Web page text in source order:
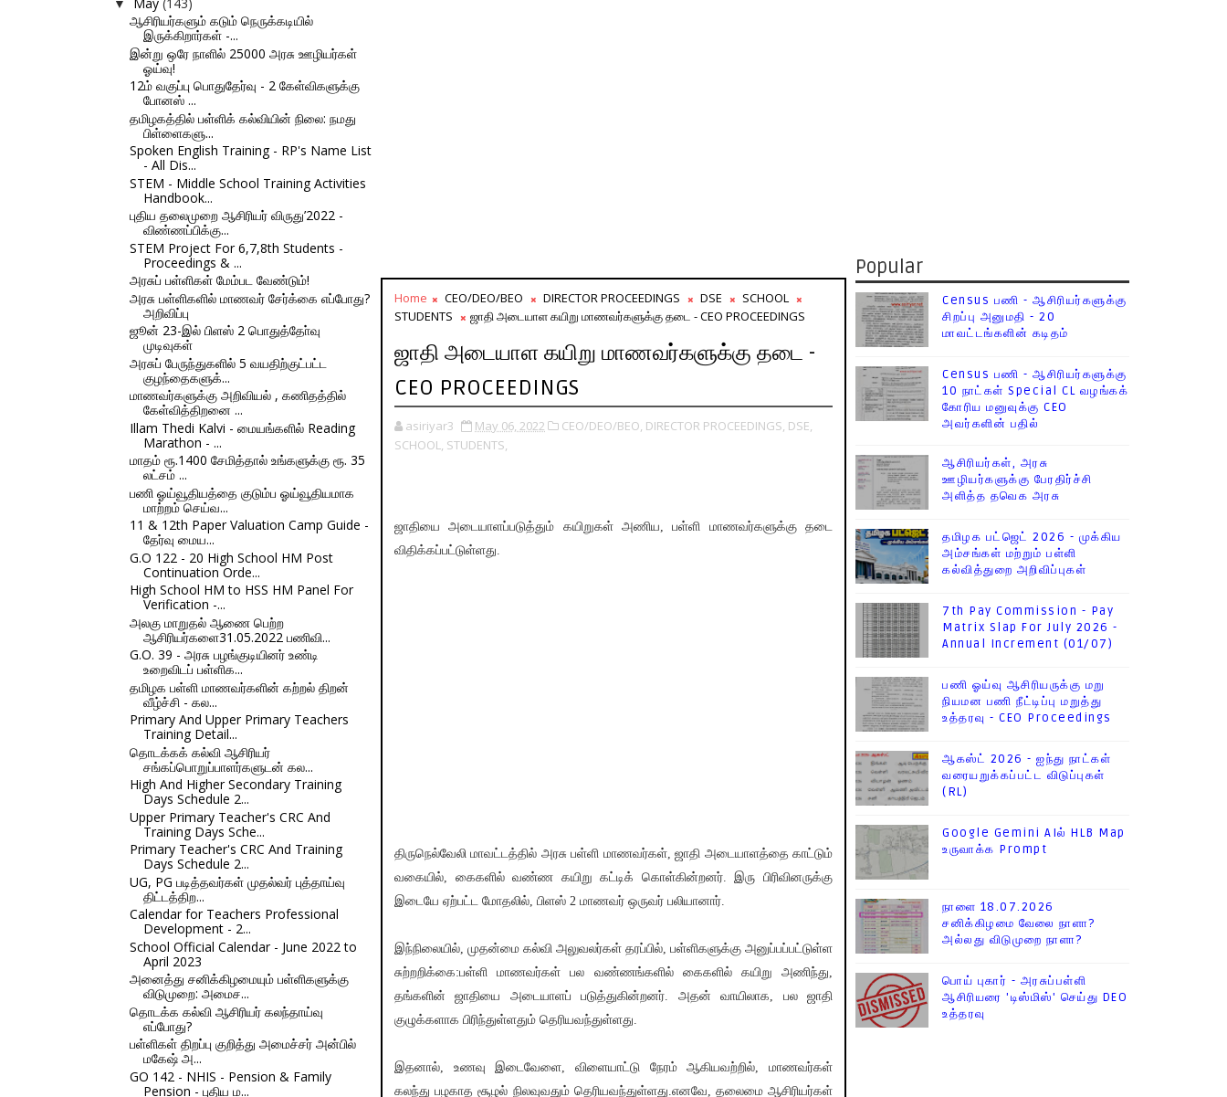
▼
ஆசிரியர்களும் கடும் நெருக்கடியில்
இருக்கிறார்கள் -...
இன்று ஒரே நாளில் 25000 அரசு ஊழியர்கள்
ஓய்வு!
12ம் வகுப்பு பொதுதேர்வு - 2 கேள்விகளுக்கு
போனஸ் ...
தமிழகத்தில் பள்ளிக் கல்வியின் நிலை: நமது
பிள்ளைகளு...
Spoken English Training - RP's Name List
- All Dis...
STEM - Middle School Training Activities
Handbook...
புதிய தலைமுறை ஆசிரியர் விருது’2022 -
விண்ணப்பிக்கு...
STEM Project For 6,7,8th Students -
Proceedings & ...
அரசுப் பள்ளிகள் மேம்பட வேண்டும்!
அரசு பள்ளிகளில் மாணவர் சேர்க்கை எப்போது?
அறிவிப்பு
ஜூன் 23-இல் பிளஸ் 2 பொதுத்தோ்வு
முடிவுகள்
அரசுப் பேருந்துகளில் 5 வயதிற்குட்பட்ட
குழந்தைகளுக்...
மாணவர்களுக்கு அறிவியல் , கணிதத்தில்
கேள்வித்திறனை ...
Illam Thedi Kalvi - மையங்களில் Reading
Marathon - ...
மாதம் ரூ.1400 சேமித்தால் உங்களுக்கு ரூ. 35
லட்சம் ...
பணி ஓய்வூதியத்தை குடும்ப ஓய்வூதியமாக
மாற்றம் செய்வ...
11 & 12th Paper Valuation Camp Guide -
தேர்வு மைய...
G.O 122 - 20 High School HM Post
Continuation Orde...
High School HM to HSS HM Panel For
Verification -...
அலகு மாறுதல் ஆணை பெற்ற
ஆசிரியர்களை31.05.2022 பணிவி...
G.O. 39 - அரசு பழங்குடியினர் உண்டி
உறைவிடப் பள்ளிக...
தமிழக பள்ளி மாணவர்களின் கற்றல் திறன்
வீழ்ச்சி - கல...
Primary And Upper Primary Teachers
Training Detail...
தொடக்கக் கல்வி ஆசிரியர்
சங்கப்பொறுப்பாளர்களுடன் கல...
High And Higher Secondary Training
Days Schedule 2...
Upper Primary Teacher's CRC And
Training Days Sche...
Primary Teacher's CRC And Training
Days Schedule 2...
UG, PG படித்தவர்கள் முதல்வர் புத்தாய்வு
திட்டத்திற...
Calendar for Teachers Professional
Development - 2...
School Official Calendar - June 2022 to
April 2023
அனைத்து சனிக்கிழமையும் பள்ளிகளுக்கு
விடுமுறை: அமைச...
தொடக்க கல்வி ஆசிரியர் கலந்தாய்வு
எப்போது?
பள்ளிகள் திறப்பு குறித்து அமைச்சர் அன்பில்
மகேஷ் அ...
GO 142 - NHIS - Pension & Family
Pension - புதிய ம...
Home CEO/DEO/BEO DIRECTOR PROCEEDINGS DSE
SCHOOL
STUDENTS
ஜாதி அடையாள கயிறு மாணவர்களுக்கு தடை - CEO PROCEEDINGS
ஜாதி அடையாள கயிறு மாணவர்களுக்கு தடை -
CEO PROCEEDINGS
asiriyar3 May 06, 2022 CEO/DEO/BEO, DIRECTOR PROCEEDINGS, DSE,
SCHOOL, STUDENTS,
ஜாதியை அடையாளப்படுத்தும் கயிறுகள் அணிய, பள்ளி மாணவர்களுக்கு தடை
விதிக்கப்பட்டுள்ளது.
திருநெல்வேலி மாவட்டத்தில் அரசு பள்ளி மாணவர்கள், ஜாதி அடையாளத்தை காட்டும்
வகையில், கைகளில் வண்ண கயிறு கட்டிக் கொள்கின்றனர். இரு பிரிவினருக்கு
இடையே ஏற்பட்ட மோதலில், பிளஸ் 2 மாணவர் ஒருவர் பலியானார்.
இந்நிலையில், முதன்மை கல்வி அலுவலர்கள் தரப்பில், பள்ளிகளுக்கு அனுப்பப்பட்டுள்ள
சுற்றறிக்கை:பள்ளி மாணவர்கள் பல வண்ணங்களில் கைகளில் கயிறு அணிந்து,
தங்களின் ஜாதியை அடையாளப் படுத்துகின்றனர். அதன் வாயிலாக, பல ஜாதி
குழுக்களாக பிரிந்துள்ளதும் தெரியவந்துள்ளது.
இதனால், உணவு இடைவேளை, விளையாட்டு நேரம் ஆகியவற்றில், மாணவர்கள்
கலந்து பழகாத சூழல் நிலவுவதும் தெரியவந்துள்ளது.எனவே, தலைமை ஆசிரியர்கள்
Popular
Census பணி - ஆசிரியர்களுக்கு
சிறப்பு அனுமதி - 20
மாவட்டங்களின் கடிதம்
Census பணி - ஆசிரியர்களுக்கு
10 நாட்கள் Special CL வழங்கக்
கோரிய மனுவுக்கு CEO
அவர்களின் பதில்
ஆசிரியர்கள், அரசு
ஊழியர்களுக்கு பேரதிர்ச்சி
அளித்த தவெக அரசு
தமிழக பட்ஜெட் 2026 - முக்கிய
அம்சங்கள் மற்றும் பள்ளி
கல்வித்துறை அறிவிப்புகள்
7th Pay Commission - Pay
Matrix Slap For July 2026 -
Annual Increment (01/07)
பணி ஓய்வு ஆசிரியருக்கு மறு
நியமன பணி நீட்டிப்பு மறுத்து
உத்தரவு - CEO Proceedings
ஆகஸ்ட் 2026 - ஐந்து நாட்கள்
வரையறுக்கப்பட்ட விடுப்புகள்
(RL)
Google Gemini AIல் HLB Map
உருவாக்க Prompt
நாளை 18.07.2026
சனிக்கிழமை வேலை நாளா?
அல்லது விடுமுறை நாளா?
பொய் புகார் - அரசுப்பள்ளி
ஆசிரியரை 'டிஸ்மிஸ்' செய்து DEO
உத்தரவு